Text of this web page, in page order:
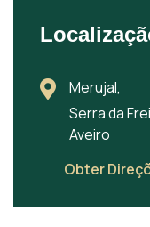
Merujal,
Serra da
Aveiro
Obter